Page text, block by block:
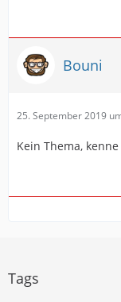
Bouni
25. September 2019
Kein Thema,
Tags